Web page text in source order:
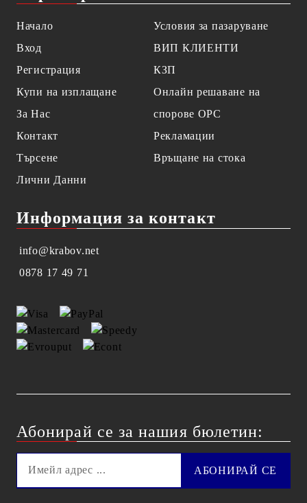
Начало
Вход
Регистрация
Купи на изплащане
За Нас
Контакт
Търсене
Лични Данни
Условия за пазаруване
ВИП КЛИЕНТИ
КЗП
Онлайн решаване на
спорове OPC
Рекламации
Връщане на стока
Информация за контакт
info@krabov.net
0878 17 49 71
Абонирай се за нашия бюлетин: